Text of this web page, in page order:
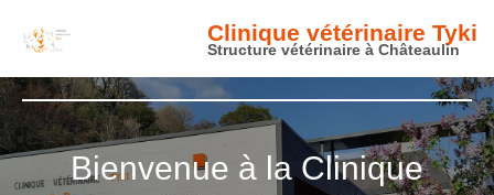
Clinique vétérinaire Tyki
Structure vétérinaire à Châteaulin
Bienvenue à la Clinique